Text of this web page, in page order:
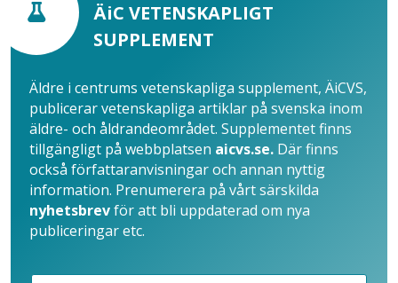
ÄiC VETENSKAPLIGT
SUPPLEMENT
Äldre i centrums vetenskapliga supplement, ÄiCVS,
publicerar vetenskapliga artiklar på svenska inom
äldre- och åldrandeområdet. Supplementet finns
tillgängligt på webbplatsen aicvs.se. Där finns
också författaranvisningar och annan nyttig
information. Prenumerera på vårt särskilda
nyhetsbrevför att bli uppdaterad om nya
publiceringar etc.